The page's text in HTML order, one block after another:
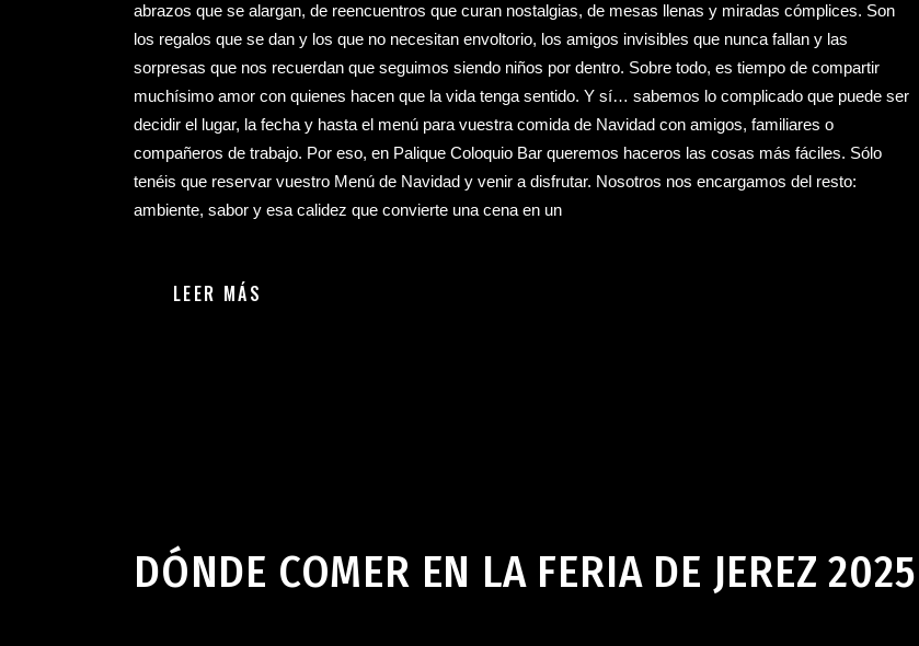
abrazos que se alargan, de reencuentros que curan nostalgias, de mesas llenas y miradas cómplices. Son
los regalos que se dan y los que no necesitan envoltorio, los amigos invisibles que nunca fallan y las
sorpresas que nos recuerdan que seguimos siendo niños por dentro. Sobre todo, es tiempo de compartir
muchísimo amor con quienes hacen que la vida tenga sentido. Y sí… sabemos lo complicado que puede ser
decidir el lugar, la fecha y hasta el menú para vuestra comida de Navidad con amigos, familiares o
compañeros de trabajo. Por eso, en Palique Coloquio Bar queremos haceros las cosas más fáciles. Sólo
tenéis que reservar vuestro Menú de Navidad y venir a disfrutar. Nosotros nos encargamos del resto:
ambiente, sabor y esa calidez que convierte una cena en un
LEER MÁS
DÓNDE COMER EN LA FERIA DE JEREZ 2025